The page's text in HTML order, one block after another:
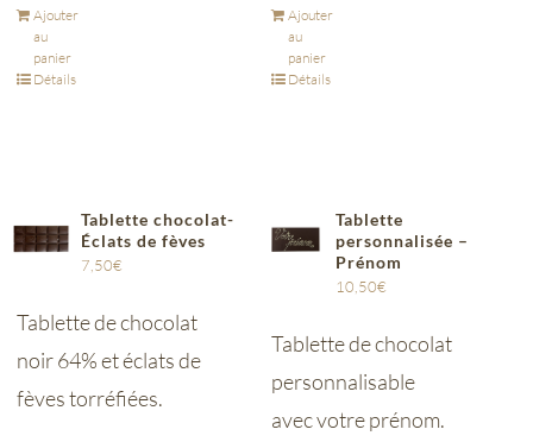
Ajouter
au
panier
Détails
Ajouter
au
panier
Détails
Tablette chocolat-
Éclats de fèves
7,50€
Tablette de chocolat
noir 64% et éclats de
fèves torréfiées.
Tablette
personnalisée –
Prénom
10,50€
Tablette de chocolat
personnalisable
avec votre prénom.